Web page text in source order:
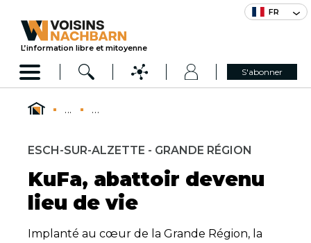
FR
L’information libre et mitoyenne
S'abonner
... ...
ESCH-SUR-ALZETTE - GRANDE RÉGION
KuFa, abattoir devenu
lieu de vie
Implanté au cœur de la Grande Région, la